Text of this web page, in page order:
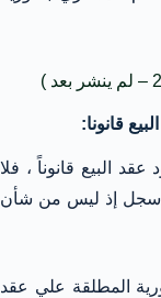
قانونا:
البيع قانوناً ، فلا
إن سجل إذ ليس من شأن
المطلقة علي عقد